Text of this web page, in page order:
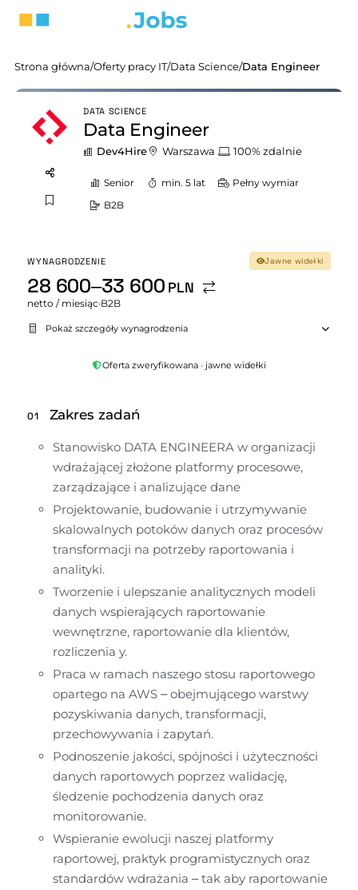
Strona główna/Oferty pracy IT/Data Science/Data Engineer
DATA SCIENCE
Data Engineer
Dev4Hire Warszawa 100% zdalnie
Senior min. 5 lat
Pełny wymiar
B2B
WYNAGRODZENIE Jawne widełki
28 600–33 600 PLN
netto / miesiąc·B2B
Pokaż szczegóły wynagrodzenia
Oferta zweryfikowana · jawne widełki
01 Zakres zadań
Stanowisko DATA ENGINEERA w organizacji
wdrażającej złożone platformy procesowe,
zarządzające i analizujące dane
Projektowanie, budowanie i utrzymywanie
skalowalnych potoków danych oraz procesów
transformacji na potrzeby raportowania i
analityki.
Tworzenie i ulepszanie analitycznych modeli
danych wspierających raportowanie
wewnętrzne, raportowanie dla klientów,
rozliczenia y.
Praca w ramach naszego stosu raportowego
opartego na AWS – obejmującego warstwy
pozyskiwania danych, transformacji,
przechowywania i zapytań.
Podnoszenie jakości, spójności i użyteczności
danych raportowych poprzez walidację,
śledzenie pochodzenia danych oraz
monitorowanie.
Wspieranie ewolucji naszej platformy
raportowej, praktyk programistycznych oraz
standardów wdrażania – tak aby raportowanie